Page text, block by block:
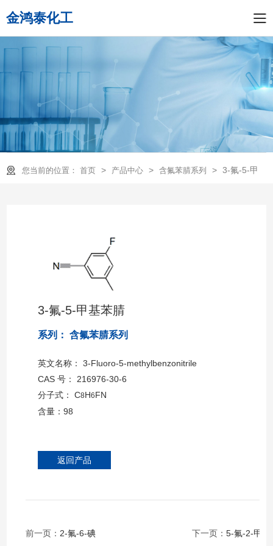
金鸿泰化工
您当前的位置： 首页 > 产品中心 > 含氟苯腈系列 > 3-氟-5-甲
3-氟-5-甲基苯腈
系列： 含氟苯腈系列
英文名称： 3-Fluoro-5-methylbenzonitrile
CAS 号： 216976-30-6
分子式： C8H6FN
含量：98
返回产品
前一页：2-氟-6-碘
下一页：5-氟-2-甲